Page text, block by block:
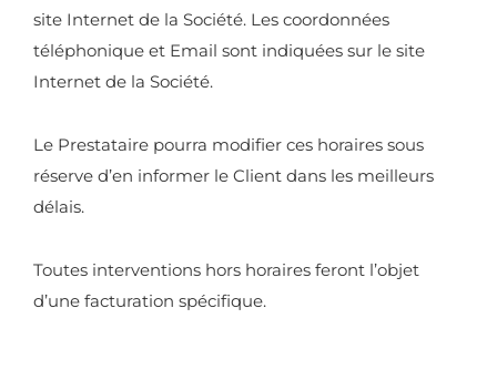
site Internet de la Société. Les coordonnées
téléphonique et Email sont indiquées sur le site
Internet de la Société.
Le Prestataire pourra modifier ces horaires sous
réserve d’en informer le Client dans les meilleurs
délais.
Toutes interventions hors horaires feront l’objet
d’une facturation spécifique.